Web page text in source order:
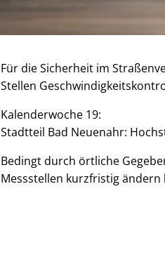
Für die Sicherheit im
Stellen
Kalenderwoche 19:
Stadtteil Bad Neuenahr:
Bedingt durch örtliche
Messstellen kurzfristig